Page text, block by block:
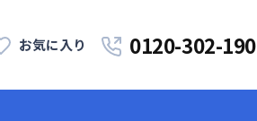
お気に入り 0120-302-190